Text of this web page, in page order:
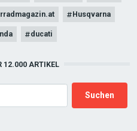
Husqvarna
ducati
12.000 ARTIKEL